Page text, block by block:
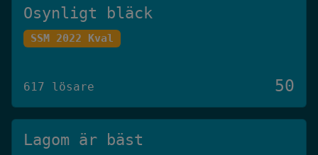
Osynligt bläck
SSM 2022 Kval
617 lösare 50
Lagom är bäst